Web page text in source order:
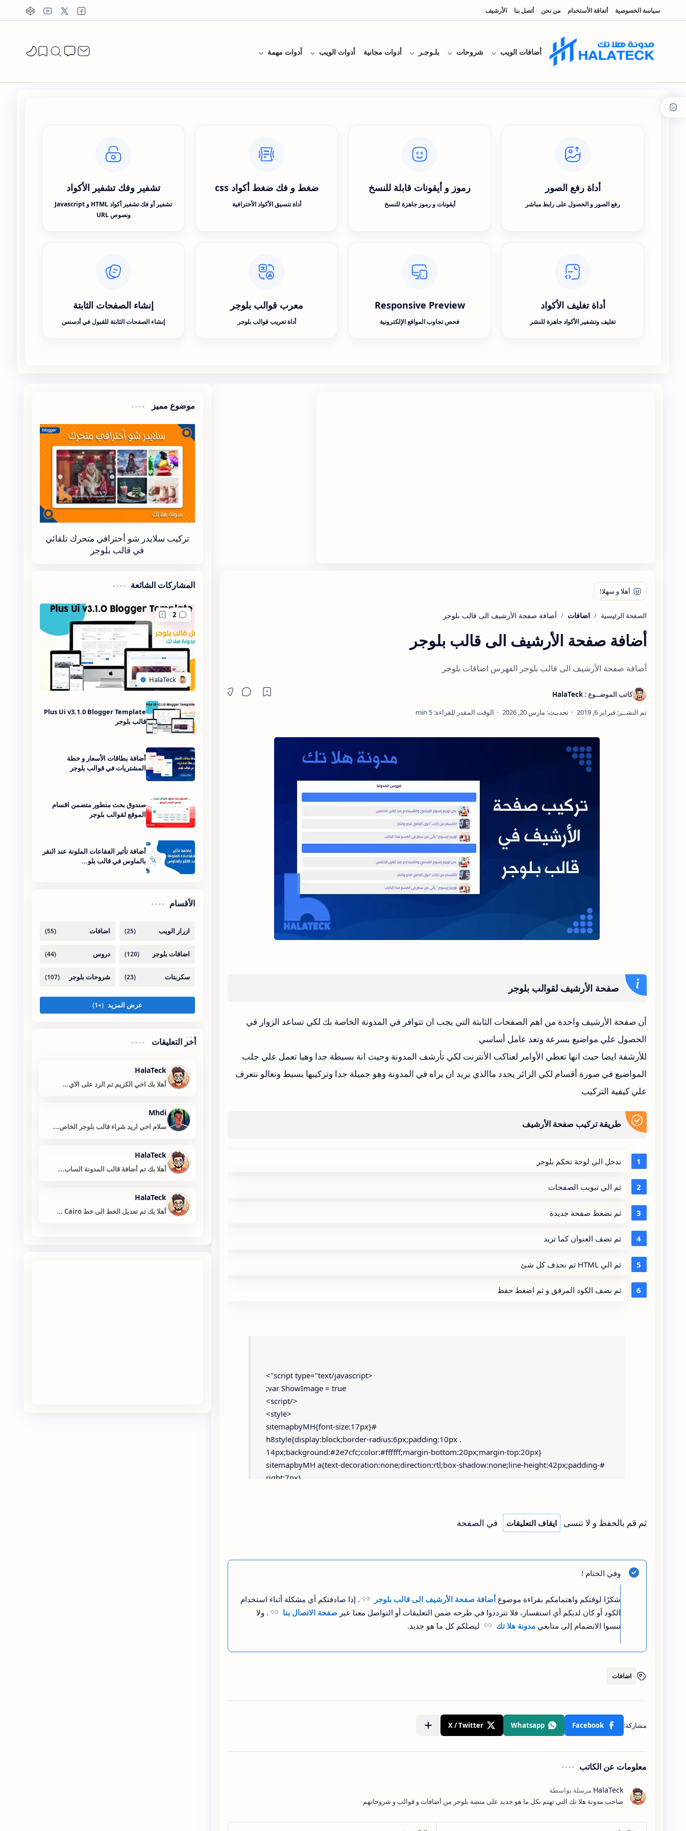
سياسة الخصوصية أتفاقة الأستخدام من نحن أتصل بنا الأرشيف
أضافات الويب شروحات بلـوجـر أدوات مجانية أدوات الويب أدوات مهمة
أداة رفع الصور
رفع الصور و الحصول على رابط مباشر
رموز و أيقونات قابلة للنسخ
أيقونات و رموز جاهزة للنسخ
ضغط و فك ضغط أكواد css
أداة تنسيق الأكواد الأحترافية
تشفير وفك تشفير الأكواد
تشفير أو فك تشفير أكواد HTML و Javascript
ونصوص URL
أداة تغليف الأكواد
تغليف وتشفير الأكواد جاهزة للنشر
Responsive Preview
فحص تجاوب المواقع الإلكترونية
معرب قوالب بلوجر
أداة تعريب قوالب بلوجر
إنشاء الصفحات الثابتة
إنشاء الصفحات الثابتة للقبول في أدسنس
الصفحة الرئيسية اضافات
أضافة صفحة الأرشيف الى قالب بلوجر
أضافة صفحة الأرشيف الى قالب بلوجر الفهرس اضافات بلوجر
صفحة الأرشيف لقوالب بلوجر
أن صفحة الأرشيف واحدة من اهم الصفحات الثابتة التي يجب ان تتوافر في المدونة الخاصة بك لكي تساعد الزوار في
الحصول علي مواضيع بسرعة وتعد عامل أساسي
للأرشفة ايضا حيث انها تعطي الأوامر لعناكب الأنترنت لكي تأرشف المدونة وحيث انة بسيطة جدا وهيا تعمل علي جلب
المواضيع في صورة أقسام لكي الزائر يحدد ماالذي يريد ان يراه في المدونة وهو جميلة جدا وتركيبها بسيط وتعالو نتعرف
علي كيفية التركيب
طريقة تركيب صفحة الأرشيف
ندخل الي لوحة تحكم بلوجر
ثم الي تبويب الصفحات
ثم نضغط صفحة جديدة
ثم تضف العنوان كما تريد
ثم الي HTML ثم نحذف كل شئ
ثم نضف الكود المرفق و ثم اضغط حفظ
<script type="text/javascript">
var ShowImage = true;
</script>
<style>
#sitemapbyMH{font-size:17px}
.h8style{display:block;border-radius:6px;padding:10px
14px;background:#2e7cfc;color:#ffffff;margin-bottom:20px;margin-top:20px}
#sitemapbyMH a{text-decoration:none;direction:rtl;box-shadow:none;line-height:42px;padding-
right:7px}
.nothing{background-color:#eee;border-radius:10px}</style>
<div id="sitemapbyMH"></div>
document.getElementById("sitemapbyMH").appendChild(grotitle);
titlemh.className="h8style";
titlemh.innerHTML=e.feed.category[i].term;
ثم قم بالحفظ و لا تنسى ايقاف التعليقات في الصفحة
وفي الختام !
شكرًا لوقتكم واهتمامكم بقراءة موضوعأضافة صفحة الأرشيف الى قالب بلوجر
. إذا صادفتكم أي مشكلة أثناء استخدام
الكود أو كان لديكم أي استفسار، فلا تترددوا في طرحه ضمن التعليقات أو التواصل معنا عبرصفحة الاتصال بنا
. ولا
تنسوا الانضمام إلى متابعيمدونة هلا تك ليصلكم كل ما هو جديد.
اضافات
معلومات عن الكاتب
صاحب مدونة هلا تك التي تهتم بكل ما هو جديد على منصة بلوجر من أضافات و قوالب و شروحاتهم
موضوع مميز
تركيب سلايدر شو أحترافي متحرك تلقائي
في قالب بلوجر
المشاركات الشائعة
Plus Ui v3.1.0 Blogger Template
قالب بلوجر
أضافة بطاقات الأسعار و خطة
المشتريات في قوالب بلوجر
صندوق بحث متطور متضمن اقسام
الموقع لقوالب بلوجر
أضافة تأثير الفقاعات الملونة عند النقر
بالماوس في قالب بلو...
الأقسام
أخر التعليقات
HalaTeck
أهلا بك اخي الكريم تم الرد على الاي...
Mhdi
سلام اخي اريد شراء قالب بلوجر الخاص...
HalaTeck
أهلا بك تم أضافة قالب المدونة الساب...
HalaTeck
أهلا بك تم تعديل الخط الى خط Cairo ...